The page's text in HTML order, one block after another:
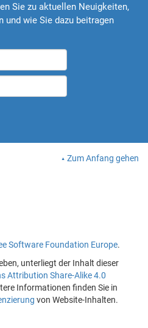
Sie zu aktuellen Neuigkeiten,
und wie Sie dazu beitragen
Zum Anfang gehen
Software Foundation Europe.
unterliegt der Inhalt dieser
Attribution Share-Alike 4.0
Informationen finden Sie in
von Website-Inhalten.